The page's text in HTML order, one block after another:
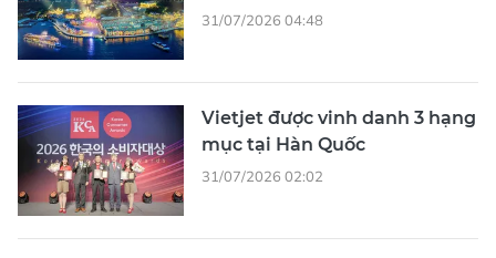
31/07/2026 04:48
Vietjet được vinh danh 3 hạng
mục tại Hàn Quốc
31/07/2026 02:02